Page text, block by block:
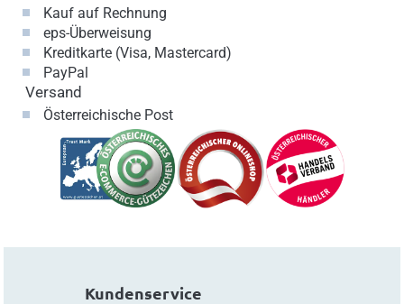
Kauf auf Rechnung
eps-Überweisung
Kreditkarte (Visa, Mastercard)
PayPal
Versand
Österreichische Post
Kundenservice